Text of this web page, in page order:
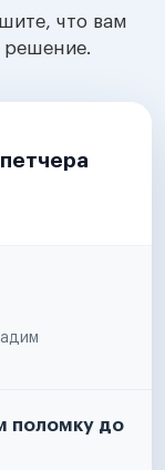
что вам
поломку до